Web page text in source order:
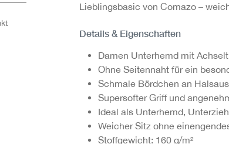
Lieblingsbasic von Comazo –
Details & Eigenschaften
Damen Unterhemd mit
Ohne Seitennaht für ein
Schmale Bördchen an
Supersofter Griff und
Ideal als Unterhemd,
Weicher Sitz ohne
Stoffgewicht: 160 g/m²